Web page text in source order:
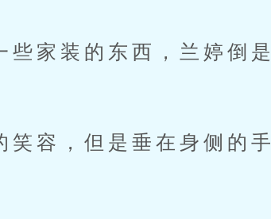
装的东西，兰婷倒是
，但是垂在身侧的手